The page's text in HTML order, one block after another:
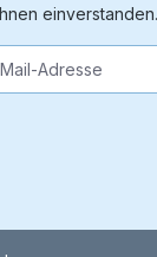
einverstanden.